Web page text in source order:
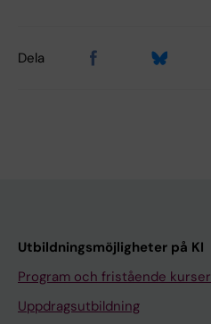
Dela
Utbildningsmöjligheter på KI
Program och fristående kurser
Uppdragsutbildning